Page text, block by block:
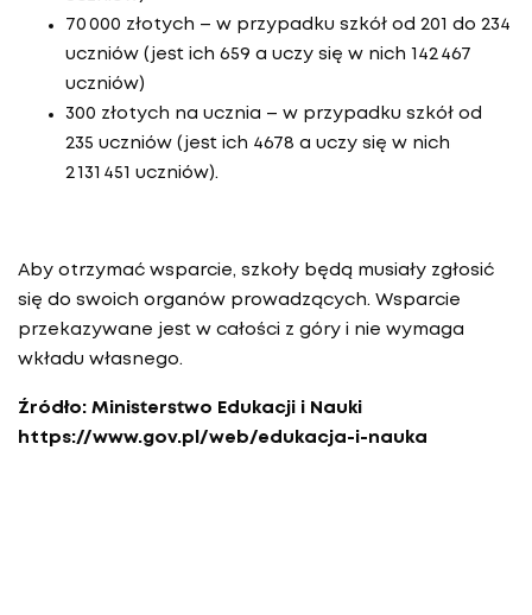
70 000 złotych – w przypadku szkół od 201 do 234
uczniów (jest ich 659 a uczy się w nich 142 467
uczniów)
300 złotych na ucznia – w przypadku szkół od
235 uczniów (jest ich 4678 a uczy się w nich
2 131 451 uczniów).
Aby otrzymać wsparcie, szkoły będą musiały zgłosić
się do swoich organów prowadzących. Wsparcie
przekazywane jest w całości z góry i nie wymaga
wkładu własnego.
Źródło: Ministerstwo Edukacji i Nauki
https://www.gov.pl/web/edukacja-i-nauka